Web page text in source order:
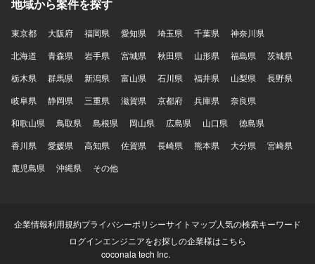
地域から案件を探す
東京都 大阪府 福岡県 愛知県 埼玉県 千葉県
神奈川県
北海道
青森県 岩手県 宮城県 秋田県 山形県 福島県
茨城県
栃木県
群馬県 新潟県 富山県 石川県 福井県 山梨県
長野県
岐阜県
静岡県 三重県 滋賀県 京都府 兵庫県
奈良県
和歌山県
鳥取県 島根県 岡山県 広島県 山口県
徳島県
香川県
愛媛県 高知県 佐賀県 長崎県 熊本県 大分県
宮崎県
鹿児島県
沖縄県 その他
企業情報利用規約プライバシーポリシーサイトマップ人気の検索キーワード
ログインエンジニアをお探しの企業様はこちら
coconala tech Inc.